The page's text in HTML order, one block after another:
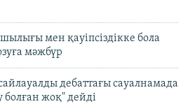
мен қауіпсіздікке бола
мәжбүр
дебаттағы сауалнамада
жоқ" дейді